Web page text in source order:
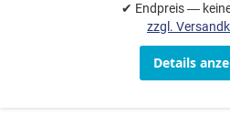
✔ Endpreis —
zzgl.
Details